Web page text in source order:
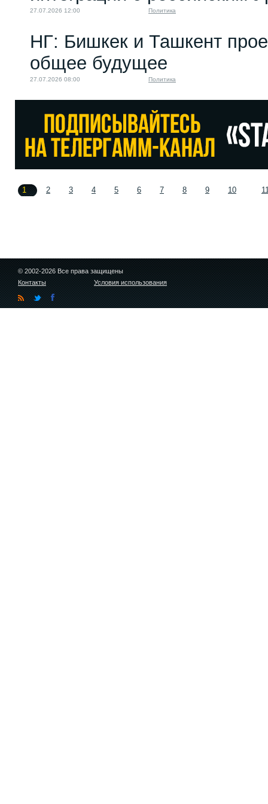
27.07.2026 12:00 Политика
НГ: Бишкек и Ташкент
общее будущее
27.07.2026 08:00 Политика
1 2 3 4 5 6 7 8 9 10
© 2002-2026 Все права защищены
Контакты
Условия использования